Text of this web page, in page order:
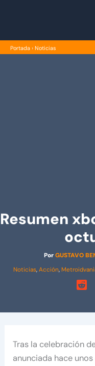
Portada › Noticias
Resumen
PorGUSTAVO
Noticias,Acción,
Tras la celebración
anunciada hace